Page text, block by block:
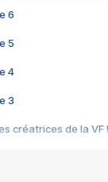
6
5
4
3
créatrices de la VF !